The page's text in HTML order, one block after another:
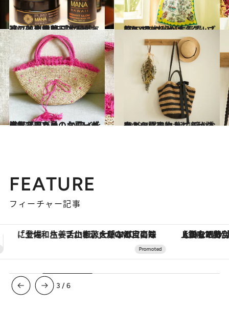
2017.11.13
ハワイに住む日本人が友達に熱烈推薦 「女子的」ハワイ土産BEST12！
旅＆お出かけ 2017.6.10
CREA取材班が本気買いした ハワイみやげ【グッズ篇】
旅＆お出かけ
2017.6.27
人気ブロガーのクローゼットを覗き見！ ハワイを満喫するためのお買いものリスト
旅＆お出かけ 2018.7.23
麦わら帽子やかごバッグなどの夏小物 街で浮かないように取り入れる秘訣は？
ライフスタイル
FEATURE
フィーチャー記事
【銀座で出合う最旬美容】美髪ケアや上質な眠り…セルフケアのアップデートから、特別な名入れギフトまで。大人のための「ReFa GINZA」クルーズ 【夏限定ディナーコース】旬を
3 /6